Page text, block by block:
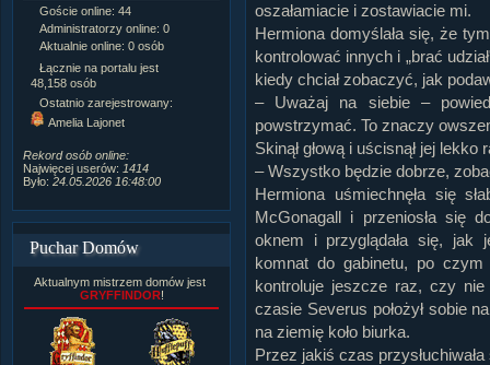
Goście online: 44
Administratorzy online: 0
Aktualnie online: 0 osób
Łącznie na portalu jest
48,158 osób
Ostatnio zarejestrowany:
Amelia Lajonet
Rekord osób online:
Najwięcej userów: 1414
Było: 24.05.2026 16:48:00
Napisanych artykułów: 1,087
Dodanych newsów:10,564
Tematów na forum:3,921
Postów na forum:319,637
Komentarzy do materiałów:
Rozdanych pochwał:3,327
Wlepionych ostrzeżeń: 4,170
Puchar Domów
Aktualnym mistrzem domów jest
GRYFFINDOR!
oszałamiacie i zostawiacie mi.
Hermiona domyślała się, że
kontrolować innych i „brać
kiedy chciał zobaczyć, jak
– Uważaj na siebie –
powstrzymać. To znaczy
Skinął głową i uścisnął jej lekko
– Wszystko będzie dobrze,
Hermiona uśmiechnęła się
McGonagall i przeniosła się
oknem i przyglądała się, jak
komnat do gabinetu, po
kontroluje jeszcze raz, czy
czasie Severus położył sobie
na ziemię koło biurka.
Przez jakiś czas